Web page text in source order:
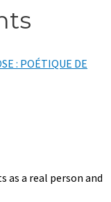
: POÉTIQUE DE
as a real person and